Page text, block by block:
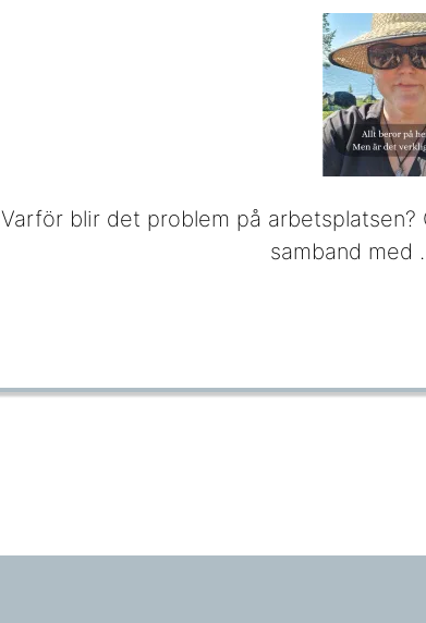
Varför blir det problem på
samband med